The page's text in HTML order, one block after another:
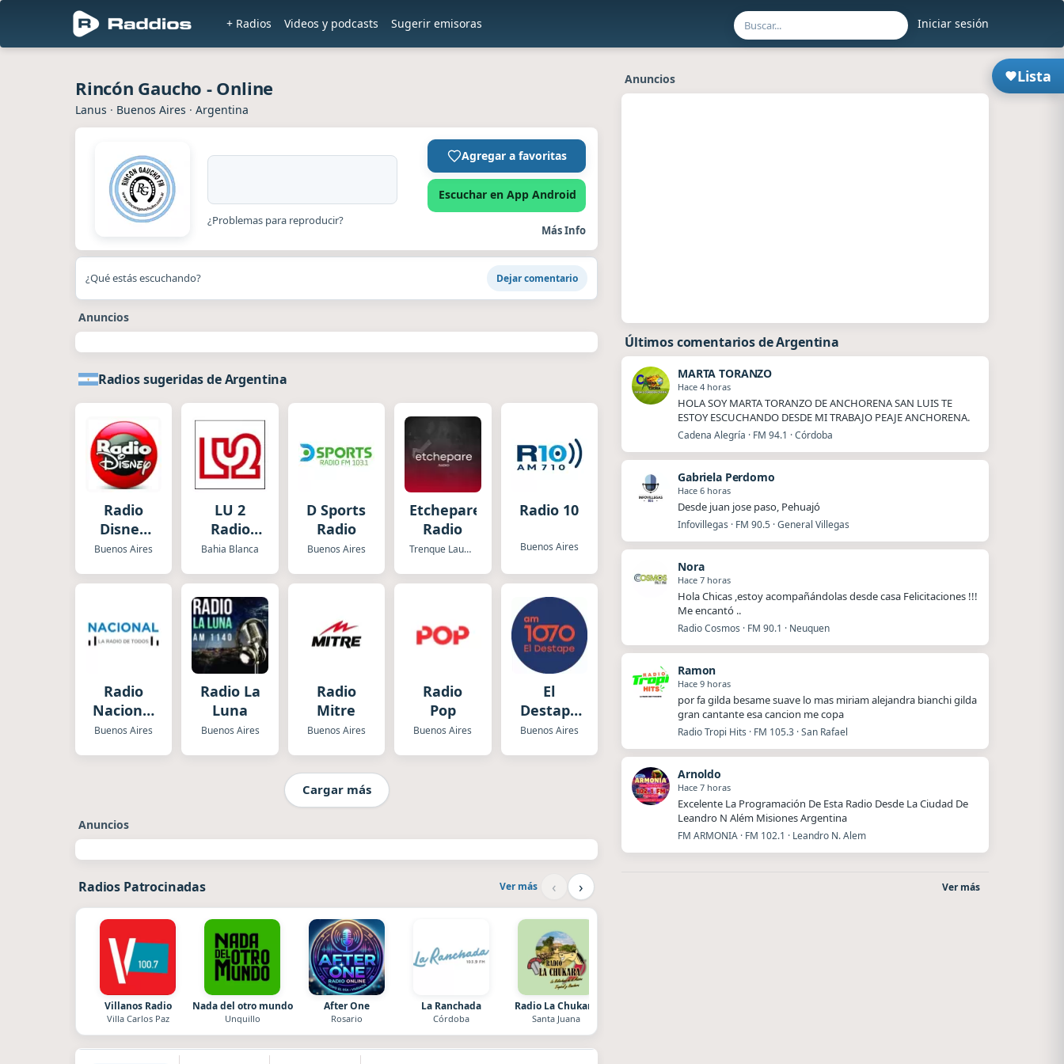
Iniciar sesión
+ Radios Videos y podcasts Sugerir emisoras
Lista
Rincón Gaucho - Online
Lanus · Buenos Aires · Argentina
¿Problemas para reproducir?
Agregar a favoritas
Escuchar en App Android
Más Info
¿Qué estás escuchando? Dejar comentario
Anuncios
Radios sugeridas de Argentina
Radio
Disney
Argentina
Buenos Aires
LU 2
Radio
Bahía
Bahia Blanca
D Sports
Radio
Buenos Aires
Etchepare
Radio
Trenque Lauquen
Radio 10
Buenos Aires
Radio
Nacional
Folklórica
Buenos Aires
Radio La
Luna
Buenos Aires
Radio
Mitre
Buenos Aires
Radio
Pop
Buenos Aires
El
Destape
Radio
Buenos Aires
Cargar más
Anuncios
Radios Patrocinadas Ver más ‹ ›
Villanos Radio
Villa Carlos Paz
Nada del otro mundo
Unquillo
After One
Rosario
La Ranchada
Córdoba
Radio La Chukara
Santa Juana
Anuncios
Últimos comentarios de Argentina
MARTA TORANZO
Hace 4 horas
HOLA SOY MARTA TORANZO DE ANCHORENA SAN LUIS TE
ESTOY ESCUCHANDO DESDE MI TRABAJO PEAJE ANCHORENA.
Cadena Alegría · FM 94.1 · Córdoba
Gabriela Perdomo
Hace 6 horas
Desde juan jose paso, Pehuajó
Infovillegas · FM 90.5 · General Villegas
Nora
Hace 7 horas
Hola Chicas ,estoy acompañándolas desde casa Felicitaciones !!!
Me encantó ..
Radio Cosmos · FM 90.1 · Neuquen
Ramon
Hace 9 horas
por fa gilda besame suave lo mas miriam alejandra bianchi gilda
gran cantante esa cancion me copa
Radio Tropi Hits · FM 105.3 · San Rafael
Arnoldo
Hace 7 horas
Excelente La Programación De Esta Radio Desde La Ciudad De
Leandro N Além Misiones Argentina
FM ARMONIA · FM 102.1 · Leandro N. Alem
Ver más